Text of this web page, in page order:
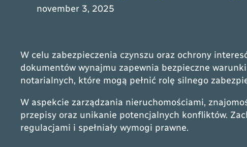
november 3, 2025
W celu zabezpieczenia czynszu oraz ochrony
dokumentów wynajmu zapewnia bezpieczne
notarialnych, które mogą pełnić rolę silnego
W aspekcie zarządzania nieruchomościami,
przepisy oraz unikanie potencjalnych konfliktów.
regulacjami i spełniały wymogi prawne.